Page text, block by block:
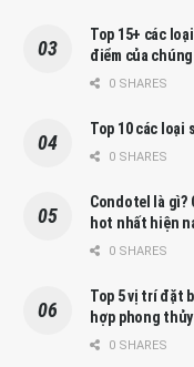
Top 15+ các
điểm của chúng
0 SHARES
Top 10 các loại
0 SHARES
Condotel là gì?
hot nhất hiện
0 SHARES
Top 5 vị trí đặt
hợp phong
0 SHARES